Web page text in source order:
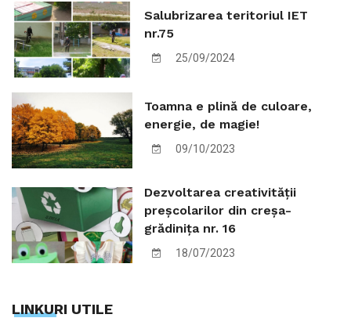
Salubrizarea teritoriul IET
nr.75
25/09/2024
Toamna e plină de culoare,
energie, de magie!
09/10/2023
Dezvoltarea creativității
preșcolarilor din creșa-
grădinița nr. 16
18/07/2023
LINKURI UTILE